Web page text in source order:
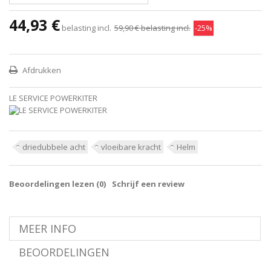
44,93 € belasting incl. 59,90 €belasting incl. -25%
Afdrukken
LE SERVICE POWERKITER
driedubbele acht vloeibare kracht Helm
Beoordelingen lezen (0) Schrijf een review
MEER INFO
BEOORDELINGEN